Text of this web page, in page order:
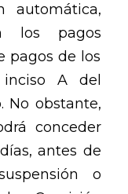
automática,
los pagos
pagos de los
A del
No obstante,
conceder
antes de
o